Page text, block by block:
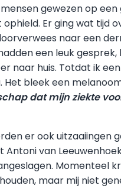
gewezen op een
Er ging wat tijd
naar een
een leuk
naar huis. Totdat ik
bleek een
dat mijn ziekte
er ook uitzaaiingen
van Leeuwenhoek
Momenteel
maar mij niet